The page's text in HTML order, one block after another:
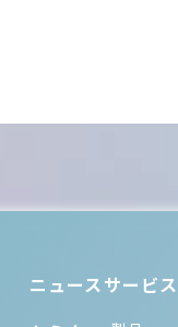
ニュースサービス